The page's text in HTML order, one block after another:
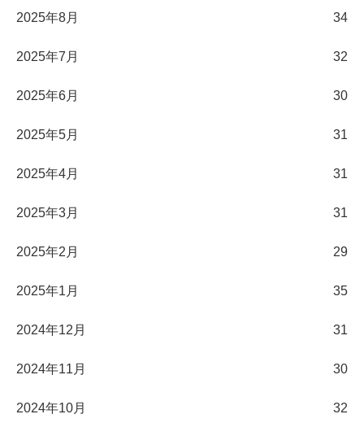
2025年8月 34
2025年7月 32
2025年6月 30
2025年5月 31
2025年4月 31
2025年3月 31
2025年2月 29
2025年1月 35
2024年12月 31
2024年11月 30
2024年10月 32